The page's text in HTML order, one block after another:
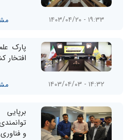
۱۹:۳۳ - ۱۴۰۳/۰۴/۲۰
پارک
افتخار
۱۴:۳۲ - ۱۴۰۳/۰۴/۰۳
و